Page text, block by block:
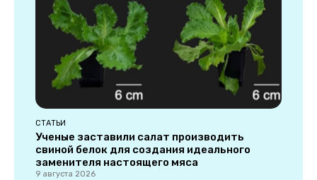
СТАТЬИ
Ученые заставили салат производить
свиной белок для создания идеального
заменителя настоящего мяса
9 августа 2026